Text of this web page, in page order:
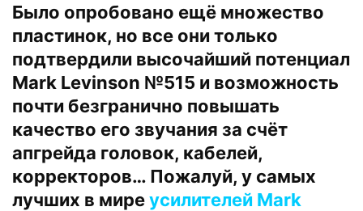
Было опробовано ещё множество
пластинок, но все они только
подтвердили высочайший потенциал
Mark Levinson №515 и возможность
почти безгранично повышать
качество его звучания за счёт
апгрейда головок, кабелей,
корректоров… Пожалуй, у самых
лучших в миреусилителей Mark